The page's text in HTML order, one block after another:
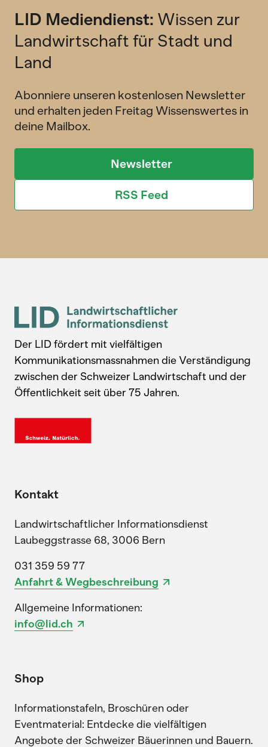
LID Mediendienst: Wissen zur
Landwirtschaft für Stadt und
Land
Abonniere unseren kostenlosen Newsletter
und erhalten jeden Freitag Wissenswertes in
deine Mailbox.
Newsletter
RSS Feed
Der LID fördert mit vielfältigen
Kommunikationsmassnahmen die Verständigung
zwischen der Schweizer Landwirtschaft und der
Öffentlichkeit seit über 75 Jahren.
Kontakt
Landwirtschaftlicher Informationsdienst
Laubeggstrasse 68, 3006 Bern
031 359 59 77
Anfahrt & Wegbeschreibung
Allgemeine Informationen:
info@lid.ch
Shop
Informationstafeln, Broschüren oder
Eventmaterial: Entdecke die vielfältigen
Angebote der Schweizer Bäuerinnen und Bauern.